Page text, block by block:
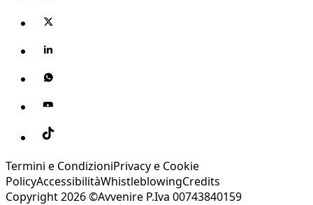
Termini e CondizioniPrivacy e Cookie
PolicyAccessibilitàWhistleblowingCredits
Copyright 2026 ©Avvenire P.Iva 00743840159